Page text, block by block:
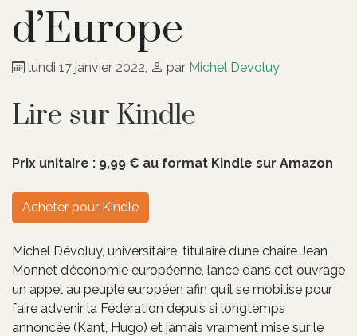
d’Europe
lundi 17 janvier 2022 par Michel Devoluy
Lire sur Kindle
Prix unitaire : 9,99 € au format Kindle sur Amazon
Acheter pour Kindle
Michel Dévoluy, universitaire, titulaire d’une chaire Jean
Monnet d’économie européenne, lance dans cet ouvrage
un appel au peuple européen afin qu’il se mobilise pour
faire advenir la Fédération depuis si longtemps
annoncée (Kant, Hugo) et jamais vraiment mise sur le